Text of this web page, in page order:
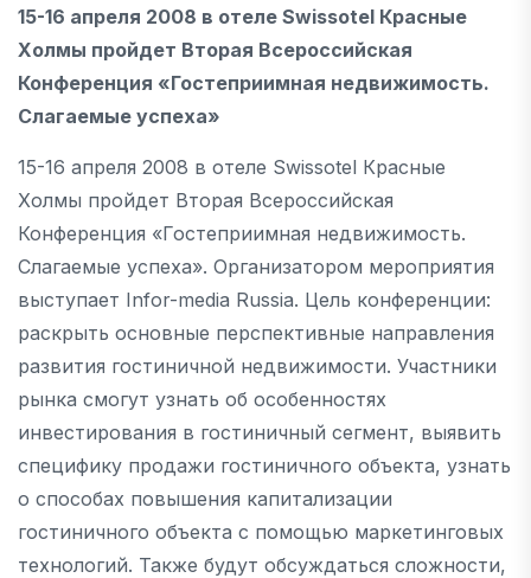
15-16 апреля 2008 в отеле Swissotel Красные
Холмы пройдет Вторая Всероссийская
Конференция «Гостеприимная недвижимость.
Слагаемые успеха»
15-16 апреля 2008 в отеле Swissotel Красные
Холмы пройдет Вторая Всероссийская
Конференция «Гостеприимная недвижимость.
Слагаемые успеха». Организатором мероприятия
выступает Infor-media Russia. Цель конференции:
раскрыть основные перспективные направления
развития гостиничной недвижимости. Участники
рынка смогут узнать об особенностях
инвестирования в гостиничный сегмент, выявить
специфику продажи гостиничного объекта, узнать
о способах повышения капитализации
гостиничного объекта с помощью маркетинговых
технологий. Также будут обсуждаться сложности,